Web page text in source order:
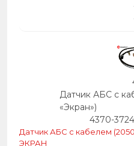
Датчик АБС с
«Экран»)
4370-
Датчик АБС с кабелем
ЭКРАН